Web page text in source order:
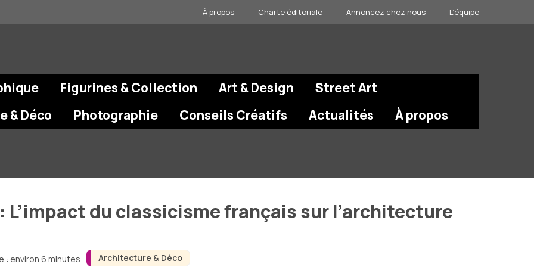
À propos Charte éditoriale Annoncez chez nous L’équipe
Figurines & Collection Art & Design
Street Art
& Déco
Photographie Conseils Créatifs Actualités À propos
Architecture & Déco
du classicisme français sur l’architecture
: environ 6 minutes